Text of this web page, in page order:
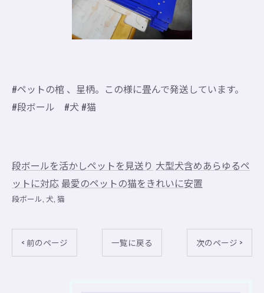
#ペットの棺 、星柄。この様に畳んで発送しています。
#段ボール #犬 #猫
段ボールを活かしペットを見送り 大型犬含めあらゆるペ
ットに対応 最愛のペットの猫をきれいに安置
段ボール 犬 猫
< 前のページ 一覧に戻る 次のページ >